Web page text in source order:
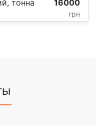
тонна 16000
грн